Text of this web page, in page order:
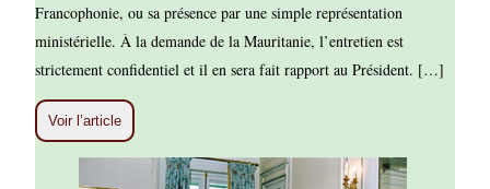
Francophonie, ou sa présence par une simple représentation
ministérielle. À la demande de la Mauritanie, l’entretien est
strictement confidentiel et il en sera fait rapport au Président. […]
Voir l’article